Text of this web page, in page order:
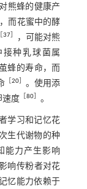
熊蜂的健康产
而花蜜中的酵
37］
，可能对熊
种乳球菌属
蜂的寿命，而
［ 20］ 。使用添
速度［ 80］ 。
学习和记忆花
生代谢物的种
能力产生影响
响传粉者对花
忆能力依赖于